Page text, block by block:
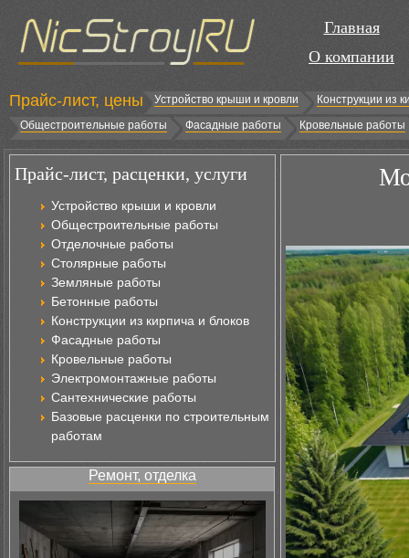
Главная
О компании
Прайс-лист, цены Устройство крыши и кровли
Конструкции из
Общестроительные работы
Фасадные работы Кровельные работы
Прайс-лист, расценки, услуги
Устройство крыши и кровли
Общестроительные работы
Отделочные работы
Столярные работы
Земляные работы
Бетонные работы
Конструкции из кирпича и блоков
Фасадные работы
Кровельные работы
Электромонтажные работы
Сантехнические работы
Базовые расценки по строительным
работам
Ремонт, отделка